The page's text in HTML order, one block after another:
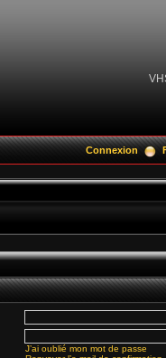
Connexion
J’ai oublié mon mot de passe